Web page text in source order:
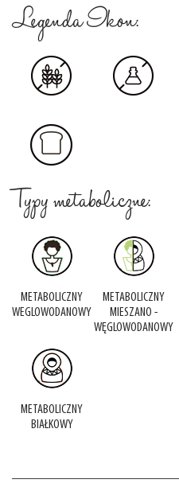
Legenda Ikon:
Typy metaboliczne:
METABOLICZNY
WEGLOWODANOWY
METABOLICZNY
MIESZANO -
WĘGLOWODANOWY
METABOLICZNY
BIAŁKOWY